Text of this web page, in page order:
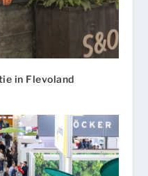
in Flevoland